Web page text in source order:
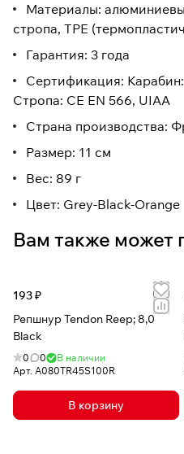
Материалы:
стропа, TPE
Гарантия: 3 года
Сертификация:
Стропа: CE EN 566, UIAA
Страна производства:
Размер: 11 см
Вес: 89 г
Цвет: Grey-Black-Orange
Вам также может
193 ₽
Репшнур Tendon Reep; 8,0
Black
0 0
В наличии
Арт. A080TR45S100R
В корзину